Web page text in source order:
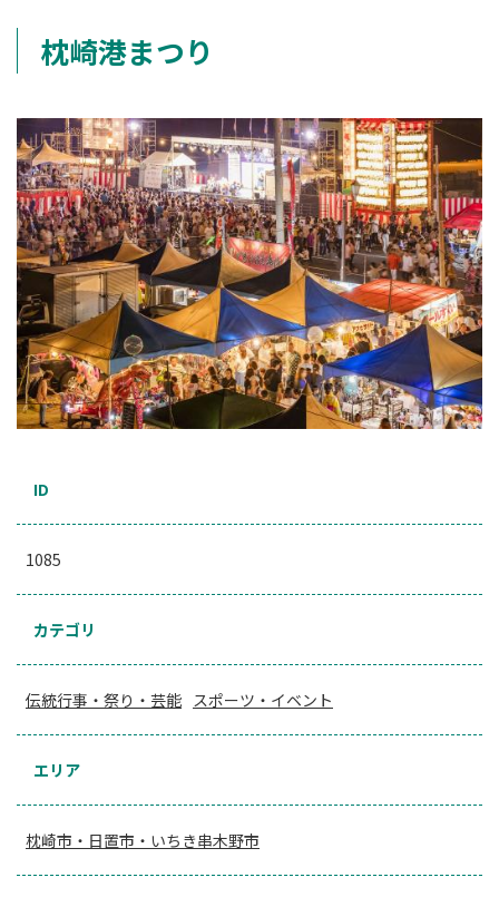
枕崎港まつり
ID
1085
カテゴリ
伝統行事・祭り・芸能 スポーツ・イベント
エリア
枕崎市・日置市・いちき串木野市